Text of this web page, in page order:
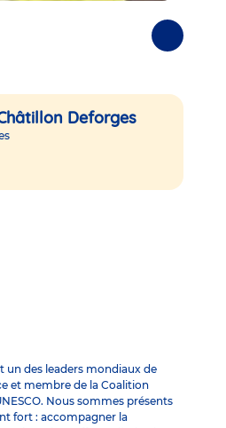
Photos
suivantes
Deforges
un des leaders mondiaux de
et membre de la Coalition
Nous sommes présents
fort : accompagner la